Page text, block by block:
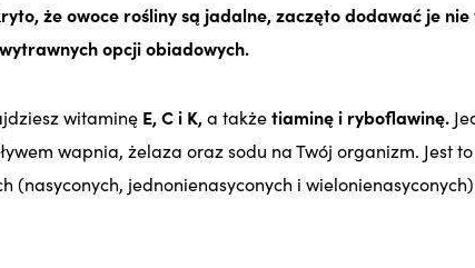
że owoce rośliny są jadalne, zaczęto dodawać je nie
opcji obiadowych.
witaminę E, C i K,a takżetiaminę i ryboflawinę.
wapnia, żelaza oraz sodu na Twój organizm. Jest
(nasyconych, jednonienasyconych i